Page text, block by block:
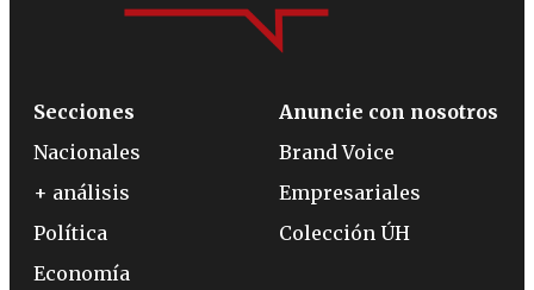
Secciones
Nacionales
+ análisis
Política
Economía
Anuncie con nosotros
Brand Voice
Empresariales
Colección ÚH